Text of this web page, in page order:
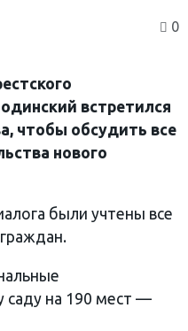
0
встретился
чтобы обсудить все
нового
были учтены все
саду на 190 мест —